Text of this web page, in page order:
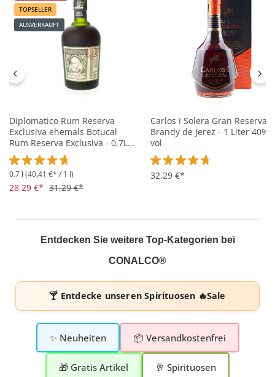
TOPSELLER
AUSVERKAUFT
Diplomatico Rum Reserva
Exclusiva ehemals Botucal
Rum Reserva Exclusiva - 0,7L
40% vol
Durchschnittliche Bewertung von 4.7 von 5 Sternen
0.7 l (40,41 €* / 1 l)
28,29 €* 31,29 €*
Carlos I Solera Gran Reserva
Brandy de Jerez - 1 Liter 40%
vol
Durchschnittliche
32,29 €*
Entdecken Sie weitere Top-Kategorien bei
CONALCO®
🍸 Entdecke unserenSpirituosen 🔥Sale
✨ Neuheiten 📦 Versandkostenfrei
🎁 Gratis Artikel 🥂 Spirituosen